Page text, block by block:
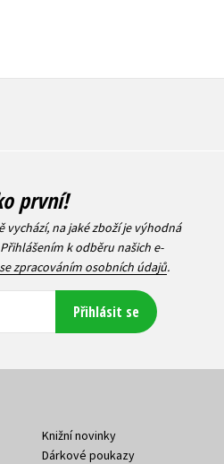
první!
vychází, na jaké zboží je výhodná
k odběru našich e-
zpracováním osobních údajů.
Přihlásit se
Knižní novinky
Dárkové poukazy